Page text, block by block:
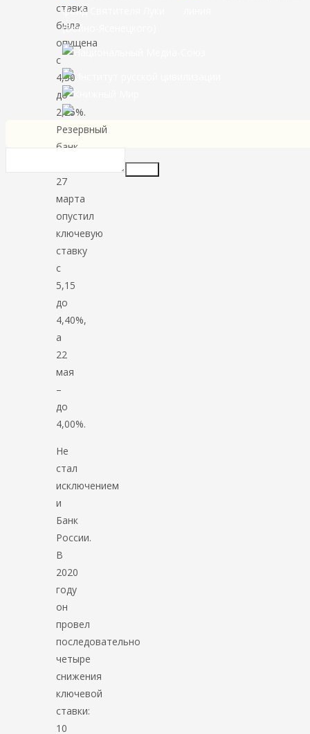
ставка
была
опущена
с
4,50
до
2,25%.
Резервный
банк
27
марта
опустил
ключевую
ставку
с
5,15
до
4,40%,
а
22
мая
–
до
4,00%.
Не
стал
исключением
и
Банк
России.
В
2020
году
он
провел
последовательно
четыре
снижения
ключевой
ставки:
10